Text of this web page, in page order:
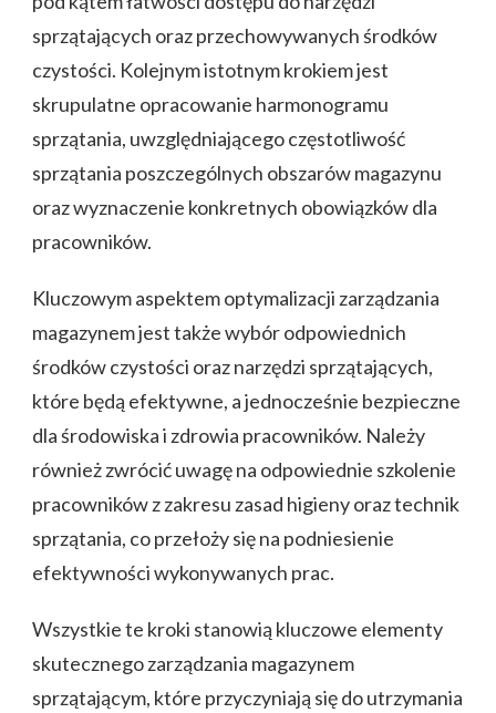
sprzątających oraz przechowywanych środków
czystości. Kolejnym istotnym krokiem jest
skrupulatne opracowanie harmonogramu
sprzątania, uwzględniającego częstotliwość
sprzątania poszczególnych obszarów magazynu
oraz wyznaczenie konkretnych obowiązków dla
pracowników.
Kluczowym aspektem optymalizacji zarządzania
magazynem jest także wybór odpowiednich
środków czystości oraz narzędzi sprzątających,
które będą efektywne, a jednocześnie bezpieczne
dla środowiska i zdrowia pracowników. Należy
również zwrócić uwagę na odpowiednie szkolenie
pracowników z zakresu zasad higieny oraz technik
sprzątania, co przełoży się na podniesienie
efektywności wykonywanych prac.
Wszystkie te kroki stanowią kluczowe elementy
skutecznego zarządzania magazynem
sprzątającym, które przyczyniają się do utrzymania